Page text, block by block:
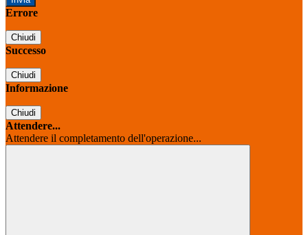
Errore
Chiudi
Successo
Chiudi
Informazione
Chiudi
Attendere...
Attendere il completamento dell'operazione...